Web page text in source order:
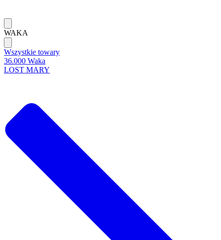
WAKA
Wszystkie towary
36.000 Waka
LOST MARY